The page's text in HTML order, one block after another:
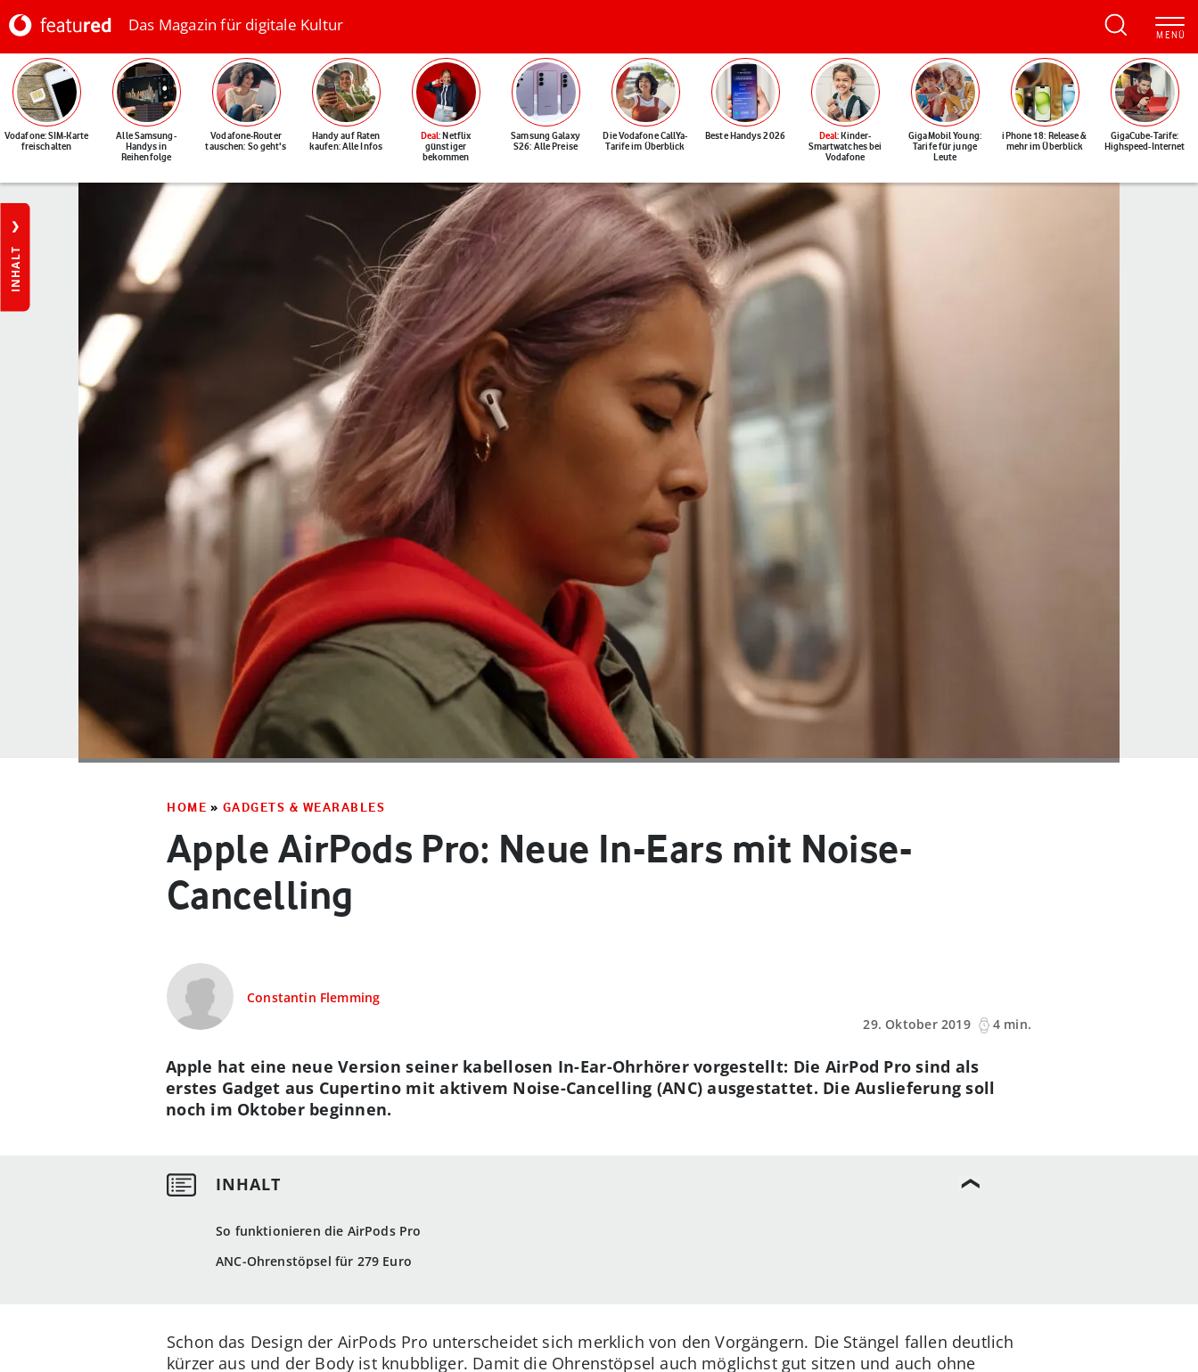
Das Magazin für digitale Kultur
Vodafone: SIM-Karte
freischalten
Alle Samsung-
Handys in
Reihenfolge
Vodafone-Router
tauschen: So geht's
Handy auf Raten
kaufen: Alle Infos
Deal: Netflix
günstiger
bekommen
Samsung Galaxy
S26: Alle Preise
Die Vodafone CallYa-
Tarife im Überblick
Beste Handys 2026 Deal: Kinder-
Smartwatches bei
Vodafone
GigaMobil Young:
Tarife für junge
Leute
iPhone 18: Release &
mehr im Überblick
GigaCube-Tarife:
Highspeed-Internet
INHALT
HOME » GADGETS & WEARABLES
Apple AirPods Pro: Neue In-Ears mit Noise-
Cancelling
Constantin Flemming
29. Oktober 2019
4 min.
So funktionieren die AirPods Pro
ANC-Ohrenstöpsel für 279 Euro
Apple hat eine neue Version seiner kabellosen In-Ear-Ohrhörer vorgestellt: Die AirPod Pro sind als
erstes Gadget aus Cupertino mit aktivem Noise-Cancelling (ANC) ausgestattet. Die Auslieferung soll
noch im Oktober beginnen.
Schon das Design der AirPods Pro unterscheidet sich merklich von den Vorgängern. Die Stängel fallen deutlich
kürzer aus und der Body ist knubbliger. Damit die Ohrenstöpsel auch möglichst gut sitzen und auch ohne